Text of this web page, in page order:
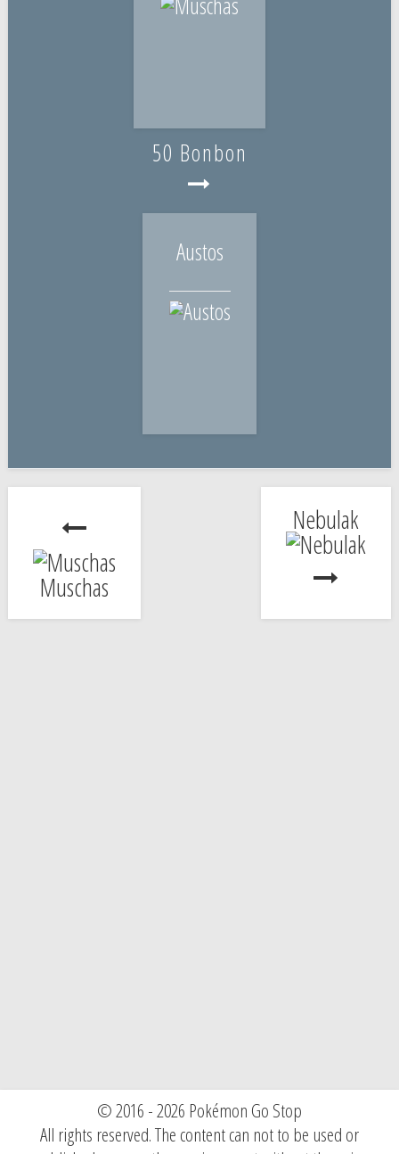
50 Bonbon
Austos
Muschas
Nebulak
© 2016 - 2026 Pokémon Go Stop
All rights reserved. The content can not to be used or